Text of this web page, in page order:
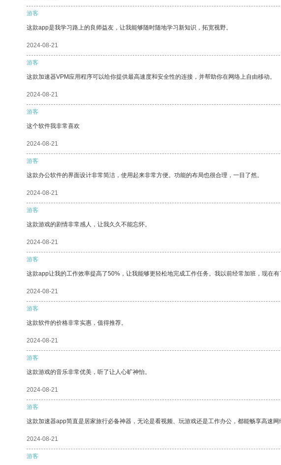
游客
这款app是我学习路上的良师益友，让我能够随时随地学习新知识，拓宽视野。
2024-08-21
游客
这款加速器VPM应用程序可以给你提供最高速度和安全性的连接，并帮助你在网络上自由移动。
2024-08-21
游客
这个软件我非常喜欢
2024-08-21
游客
这款办公软件的界面设计非常简洁，使用起来非常方便。功能的布局也很合理，一目了然。
2024-08-21
游客
这款游戏的剧情非常感人，让我久久不能忘怀。
2024-08-21
游客
这款app让我的工作效率提高了50%，让我能够更轻松地完成工作任务。我以前经常加班，现在
2024-08-21
游客
这款软件的价格非常实惠，值得推荐。
2024-08-21
游客
这款游戏的音乐非常优美，听了让人心旷神怡。
2024-08-21
游客
这款加速器app简直是居家旅行必备神器，无论是看视频、玩游戏还是工作办公，都能畅享高速网
2024-08-21
游客